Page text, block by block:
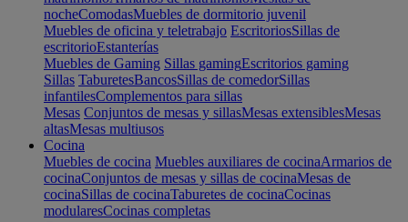
nocheComodasMuebles de dormitorio juvenil
Muebles de oficina y teletrabajo EscritoriosSillas de
escritorioEstanterías
Muebles de Gaming Sillas gamingEscritorios gaming
Sillas TaburetesBancosSillas de comedorSillas
infantilesComplementos para sillas
Mesas Conjuntos de mesas y sillasMesas extensiblesMesas
altasMesas multiusos
Cocina
Muebles de cocina Muebles auxiliares de cocinaArmarios de
cocinaConjuntos de mesas y sillas de cocinaMesas de
cocinaSillas de cocinaTaburetes de cocinaCocinas
modularesCocinas completas